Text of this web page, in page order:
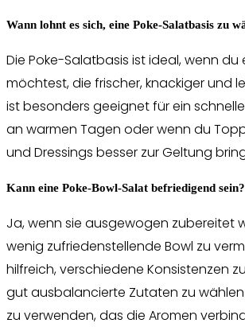
Wann lohnt es sich, eine Poke-Salatbasis zu
Die Poke-Salatbasis ist ideal, wenn du
möchtest, die frischer, knackiger und
ist besonders geeignet für ein
an warmen Tagen oder wenn du
und Dressings besser zur Geltung
Kann eine Poke-Bowl-Salat befriedigend sein?
Ja, wenn sie ausgewogen zubereitet
wenig zufriedenstellende Bowl zu
hilfreich, verschiedene Konsistenzen
gut ausbalancierte Zutaten zu wählen
zu verwenden, das die Aromen